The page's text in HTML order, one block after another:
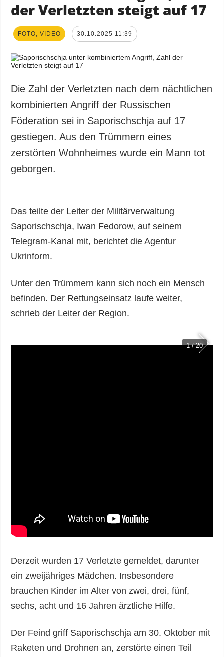
der Verletzten steigt auf 17
FOTO, VIDEO 30.10.2025 11:39
Die Zahl der Verletzten nach dem nächtlichen
kombinierten Angriff der Russischen
Föderation sei in Saporischschja auf 17
gestiegen. Aus den Trümmern eines
zerstörten Wohnheimes wurde ein Mann tot
geborgen.
Das teilte der Leiter der Militärverwaltung
Saporischschja, Iwan Fedorow, auf seinem
Telegram-Kanal mit, berichtet die Agentur
Ukrinform.
Unter den Trümmern kann sich noch ein Mensch
befinden. Der Rettungseinsatz laufe weiter,
schrieb der Leiter der Region.
1 / 20
Derzeit wurden 17 Verletzte gemeldet, darunter
ein zweijähriges Mädchen. Insbesondere
brauchen Kinder im Alter von zwei, drei, fünf,
sechs, acht und 16 Jahren ärztliche Hilfe.
Der Feind griff Saporischschja am 30. Oktober mit
Raketen und Drohnen an, zerstörte einen Teil